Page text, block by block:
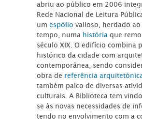
abriu ao público em 2006
Rede Nacional de Leitura
umespóliovalioso, herdado
tempo, numa história que
século XIX. O edifício combina
histórico da cidade com
contemporânea, sendo
obra de referência
também palco de diversas
culturais. A Biblioteca tem
se às novas necessidades de
tendo no envolvimento com a